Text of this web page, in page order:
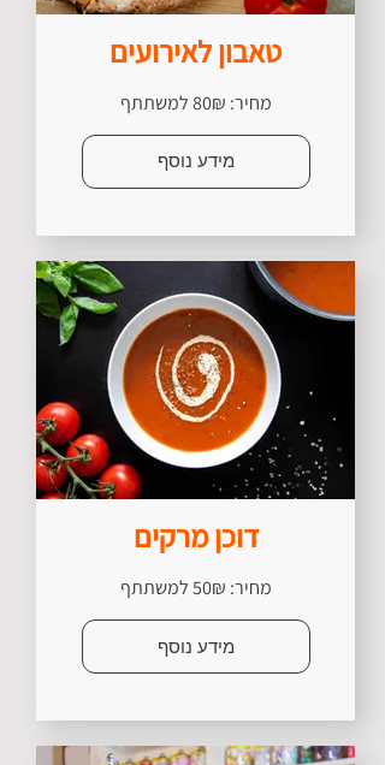
טאבון לאירועים
מחיר: 80₪ למשתתף
מידע נוסף
דוכן מרקים
מחיר: 50₪ למשתתף
מידע נוסף